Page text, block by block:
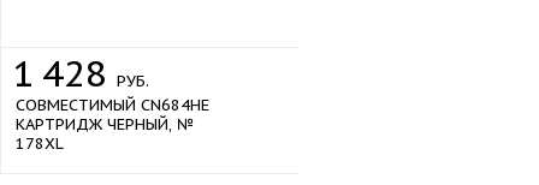
1 428 РУБ.
СОВМЕСТИМЫЙ CN684HE
КАРТРИДЖ ЧЕРНЫЙ, №
178XL